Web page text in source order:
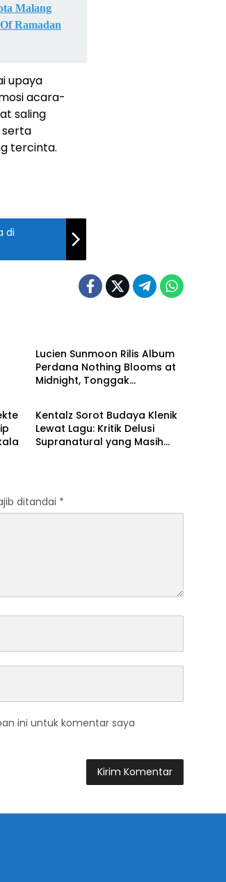
Malang
Ramadan
upaya
acara-
saling
serta
tercinta.
di
Lucien Sunmoon Rilis Album
Perdana Nothing Blooms at
Midnight, Tonggak
Musik
Kentalz Sorot Budaya Klenik
Lewat Lagu: Kritik Delusi
Supranatural yang Masih
ditandai *
ini untuk komentar saya